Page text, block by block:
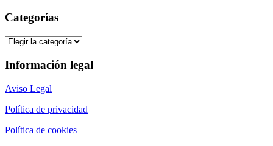
Categorías
Categorías
Información legal
Aviso Legal
Política de privacidad
Política de cookies